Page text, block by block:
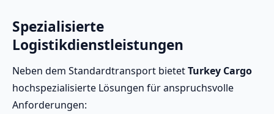
Spezialisierte
Logistikdienstleistungen
Neben dem Standardtransport bietetTurkey Cargo
hochspezialisierte Lösungen für anspruchsvolle
Anforderungen: